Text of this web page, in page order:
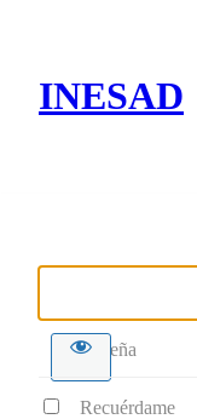
INESAD
Contraseña
Recuérdame